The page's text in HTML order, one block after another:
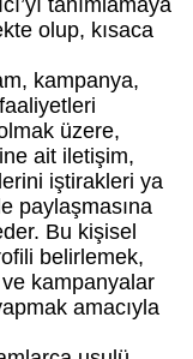
olup, kısaca
kampanya,
üzere,
ait iletişim,
iştirakleri ya
paylaşmasına
Bu kişisel
belirlemek,
kampanyalar
amacıyla